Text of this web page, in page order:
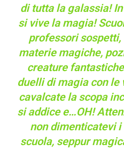
di tutta la galassia!
si vive la magia!
professori
materie magiche,
creature
duelli di magia con le
cavalcate la scopa
si addice e…OH!
non dimenticatevi
scuola, seppur